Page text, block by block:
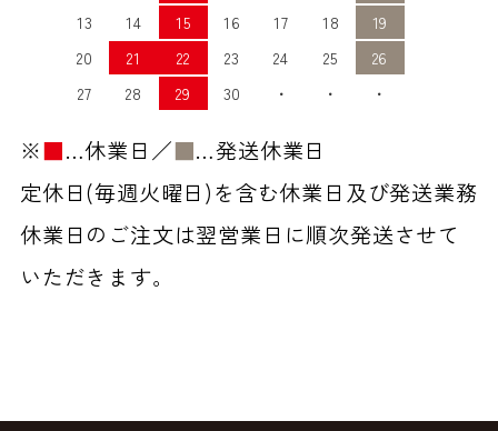
13
14 15 16 17 18
19
20
21 22 23 24 25
26
27
28 29 30 ・ ・ ・
※■…休業日／■…発送休業日
定休日(毎週火曜日)を含む休業日及び発送業務
休業日のご注文は翌営業日に順次発送させて
いただきます。